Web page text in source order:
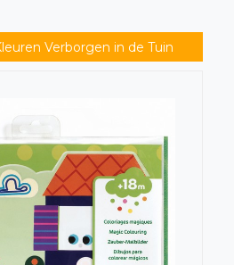
Verborgen in de Tuin